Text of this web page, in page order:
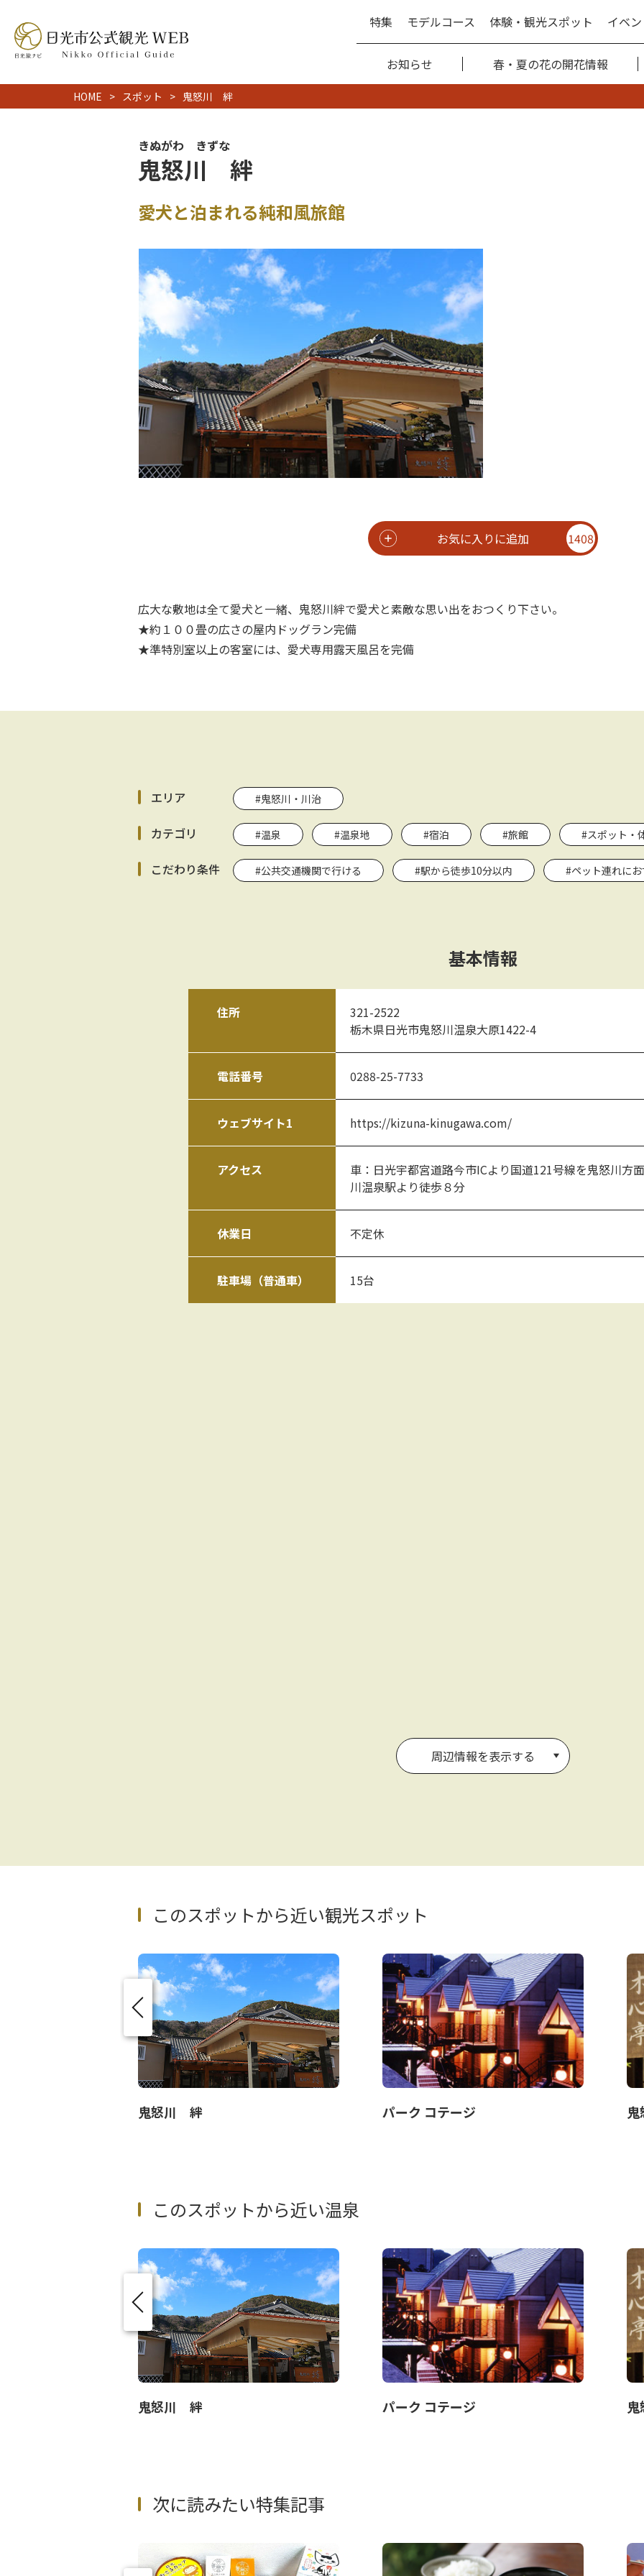
特集 モデルコース 体験・観光スポット イベン
お知らせ 春・夏の花の開花情報
HOME スポット 鬼怒川 絆
きぬがわ きずな
鬼怒川 絆
愛犬と泊まれる純和風旅館
お気に入りに追加 1408
広大な敷地は全て愛犬と一緒、鬼怒川絆で愛犬と素敵な思い出をおつくり下さい。
★約１００畳の広さの屋内ドッグラン完備
★準特別室以上の客室には、愛犬専用露天風呂を完備
エリア #鬼怒川・川治
カテゴリ #温泉 #温泉地 #宿泊 #旅館 #スポット・
こだわり条件 #公共交通機関で行ける #駅から徒歩10分以内 #ペット連れにお
基本情報
住所
321-2522
栃木県日光市鬼怒川温泉大原1422-4
電話番号 0288-25-7733
ウェブサイト1 https://kizuna-kinugawa.com/
アクセス
車：日光宇都宮道路今市ICより国道121号線を鬼怒川
川温泉駅より徒歩８分
休業日 不定休
駐車場（普通車） 15台
周辺情報を表示する
このスポットから近い観光スポット
鬼怒川 絆 パーク コテージ
このスポットから近い温泉
鬼怒川 絆 パーク コテージ
次に読みたい特集記事